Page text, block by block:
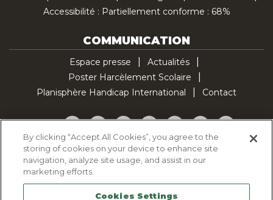
Accessibilité : Partiellement conforme : 68%
COMMUNICATION
Espace presse
Actualités
Poster Harcèlement Scolaire
Planisphère Handicap International
Contact
Facebook
TwitterYouTubePinterestInstagramLinkedInTikTok
Politique d'utilisation des cookies
Politique de confidentialité
Mentions légales
By clicking “Accept All Cookies”, you agree to the
storing of cookies on your device to enhance site
navigation, analyze site usage, and assist in our
marketing efforts.
Cookies Settings